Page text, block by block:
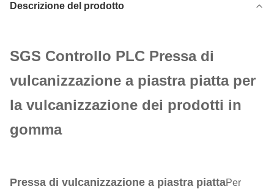
Descrizione del prodotto
SGS Controllo PLC Pressa di
vulcanizzazione a piastra piatta per
la vulcanizzazione dei prodotti in
gomma
Pressa di vulcanizzazione a piastra piattaPer